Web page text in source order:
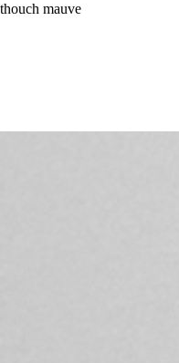
thouch mauve